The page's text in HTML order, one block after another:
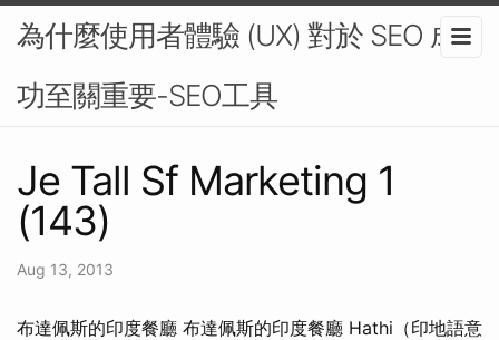
為什麼使用者體驗 (UX) 對於 SEO 成
功至關重要-SEO工具
Je Tall Sf Marketing 1
(143)
Aug 13, 2013
布達佩斯的印度餐廳 布達佩斯的印度餐廳 Hathi（印地語意